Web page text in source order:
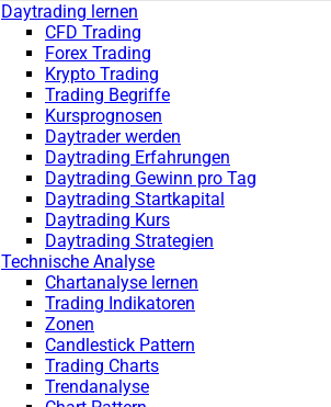
Daytrading lernen
CFD Trading
Forex Trading
Krypto Trading
Trading Begriffe
Kursprognosen
Daytrader werden
Daytrading Erfahrungen
Daytrading Gewinn pro Tag
Daytrading Startkapital
Daytrading Kurs
Daytrading Strategien
Technische Analyse
Chartanalyse lernen
Trading Indikatoren
Zonen
Candlestick Pattern
Trading Charts
Trendanalyse